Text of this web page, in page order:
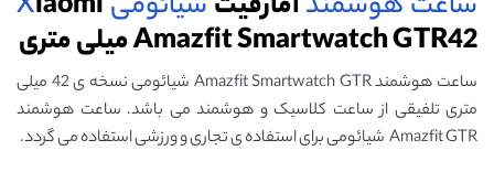
Amazfit Smartwatch GTR42 میلی متری
ساعت هوشمند Amazfit Smartwatch GTR شیائومی نسخه ی 42 میلی
متری تلفیقی از ساعت کلاسیک و هوشمند می باشد. ساعت هوشمند
Amazfit GTR شیائومی برای استفاده ی تجاری و ورزشی استفاده می گردد.